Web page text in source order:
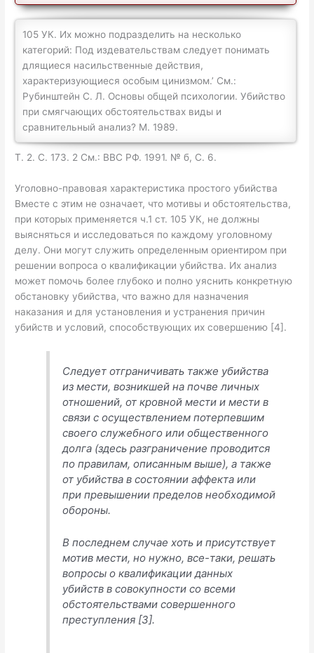
105 УК. Их можно подразделить на несколько
категорий: Под издевательствам следует понимать
длящиеся насильствен­ные действия,
характеризующиеся особым цинизмом.’ См.:
Рубинштейн С. Л. Основы общей психологии. Убийство
при смягчающих обстоятельствах виды и
сравнительный анализ? М. 1989.
Т. 2. С. 173. 2 См.: ВВС РФ. 1991. № б, С. 6.
Уголовно-правовая характеристика простого убийства
Вместе с этим не означает, что мотивы и обстоятельства,
при которых применяется ч.1 ст. 105 УК, не должны
выясняться и исследоваться по каждому уголовному
делу. Они могут служить определенным ориентиром при
решении вопроса о квалификации убийства. Их анализ
может помочь более глубоко и полно уяснить конкретную
обстановку убийства, что важно для назначения
наказания и для установления и устранения причин
убийств и условий, способствующих их совершению [4].
Следует отграничивать также убийства
из мести, возникшей на почве личных
отношений, от кровной мести и мести в
связи с осуществлением потерпевшим
своего служебного или общественного
долга (здесь разграничение проводится
по правилам, описанным выше), а также
от убийства в состоянии аффекта или
при превышении пределов необходимой
обороны.
В последнем случае хоть и присутствует
мотив мести, но нужно, все-таки, решать
вопросы о квалификации данных
убийств в совокупности со всеми
обстоятельствами совершенного
преступления [3].